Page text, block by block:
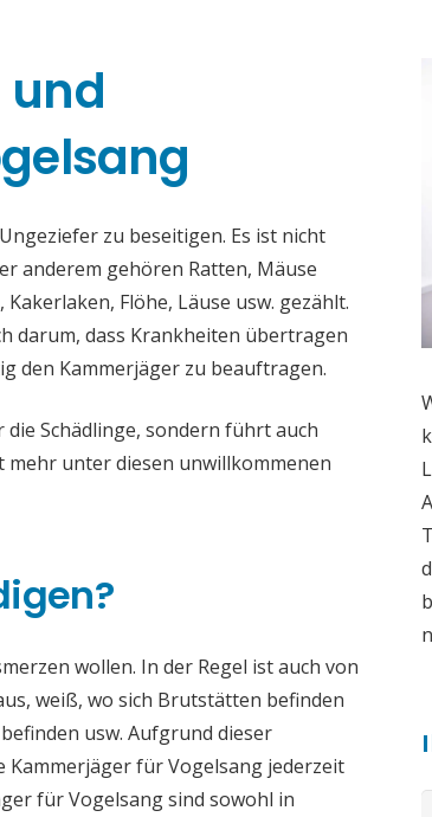
zu beseitigen. Es ist nicht
anderem gehören Ratten, Mäuse
Flöhe, Läuse usw. gezählt.
darum, dass Krankheiten übertragen
den Kammerjäger zu beauftragen.
Schädlinge, sondern führt auch
unter diesen unwillkommenen
wollen. In der Regel ist auch von
weiß, wo sich Brutstätten befinden
usw. Aufgrund dieser
Kammerjäger für Vogelsang jederzeit
für Vogelsang sind sowohl in